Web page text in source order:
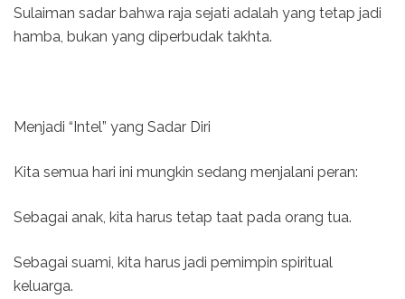
Sulaiman sadar bahwa raja sejati adalah yang tetap jadi
hamba, bukan yang diperbudak takhta.
Menjadi “Intel” yang Sadar Diri
Kita semua hari ini mungkin sedang menjalani peran:
Sebagai anak, kita harus tetap taat pada orang tua.
Sebagai suami, kita harus jadi pemimpin spiritual
keluarga.